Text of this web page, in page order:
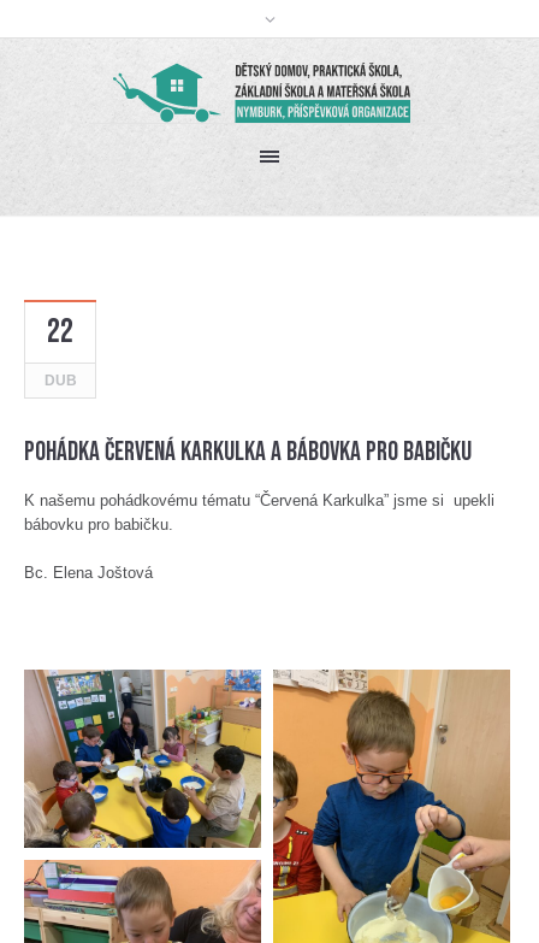
22
DUB
Pohádka Červená Karkulka a bábovka pro babičku
K našemu pohádkovému tématu “Červená Karkulka” jsme si upekli
bábovku pro babičku.
Bc. Elena Joštová